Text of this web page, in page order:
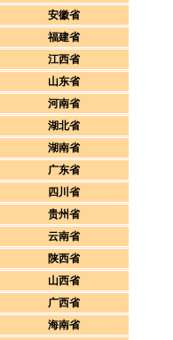
安徽省
福建省
江西省
山东省
河南省
湖北省
湖南省
广东省
四川省
贵州省
云南省
陕西省
山西省
广西省
海南省